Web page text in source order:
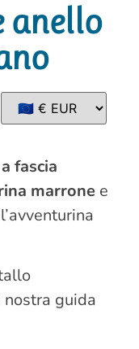
anello
fascia
marrone e
nostra guida